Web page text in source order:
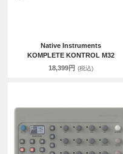
Native Instruments
KOMPLETE KONTROL M32
18,399円 (税込)